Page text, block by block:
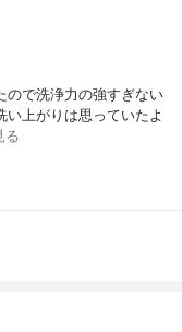
ので洗浄力の強すぎない
い上がりは思っていたよ
る